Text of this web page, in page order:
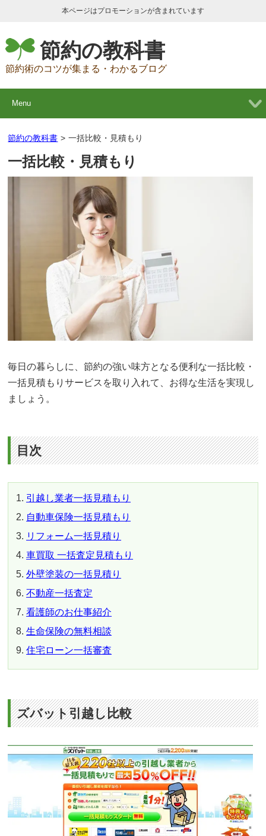
本ページはプロモーションが含まれています
節約の教科書
節約術のコツが集まる・わかるブログ
Menu
節約の教科書 > 一括比較・見積もり
一括比較・見積もり
毎日の暮らしに、節約の強い味方となる便利な一括比較・
一括見積もりサービスを取り入れて、お得な生活を実現し
ましょう。
目次
引越し業者一括見積もり
自動車保険一括見積もり
リフォーム一括見積り
車買取 一括査定見積もり
外壁塗装の一括見積り
不動産一括査定
看護師のお仕事紹介
生命保険の無料相談
住宅ローン一括審査
ズバット引越し比較